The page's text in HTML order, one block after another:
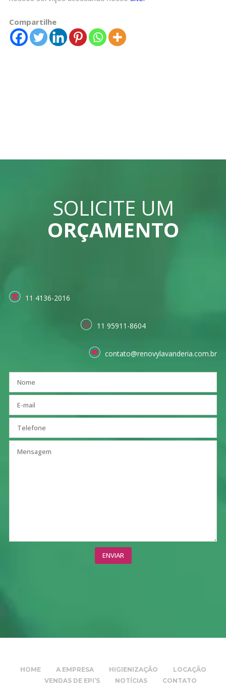
Compartilhe
SOLICITE UM
ORÇAMENTO
11 4136-2016
11 95911-8604
contato@renovylavanderia.com.br
HOME A EMPRESA HIGIENIZAÇÃO
LOCAÇÃO
VENDAS DE EPI’S
NOTÍCIAS CONTATO